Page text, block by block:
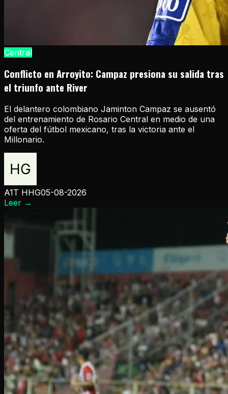
Central
Conflicto en Arroyito: Campaz presiona su salida tras
el triunfo ante River
El delantero colombiano Jaminton Campaz se ausentó
del entrenamiento de Rosario Central en medio de una
oferta del fútbol mexicano, tras la victoria ante el
Millonario.
A1T HHG05-08-2026
Leer →